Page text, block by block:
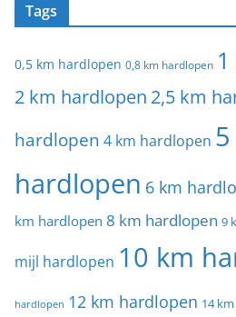
Tags
0,5 km hardlopen 0,8 km hardlopen
2 km hardlopen 2,5 km
hardlopen 4 km hardlopen
hardlopen 6 km
km hardlopen 8 km hardlopen 9
mijl hardlopen 10 km
hardlopen 12 km hardlopen 14